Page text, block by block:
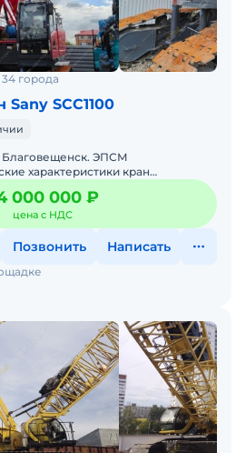
города
SCC1100
Благовещенск. ЭПСМ
характеристики кран
Год выпуска: 2024;• Страна:
000 000 ₽
цена с НДС
Позвонить Написать